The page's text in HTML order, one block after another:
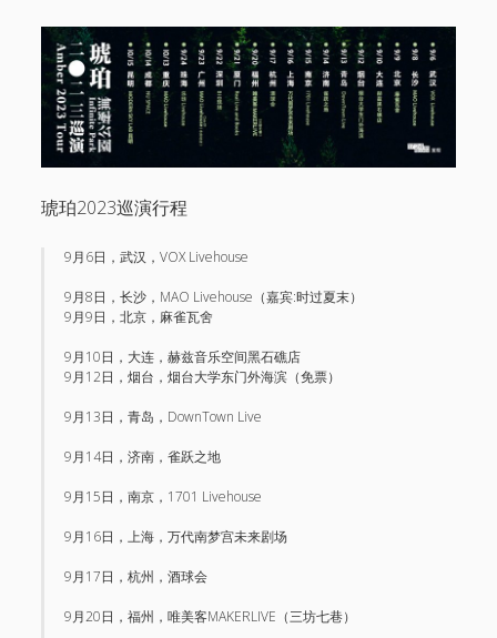
琥珀2023巡演行程
9月6日，武汉，VOX Livehouse
9月8日，长沙，MAO Livehouse（嘉宾:时过夏末）
9月9日，北京，麻雀瓦舍
9月10日，大连，赫兹音乐空间黑石礁店
9月12日，烟台，烟台大学东门外海滨（免票）
9月13日，青岛，DownTown Live
9月14日，济南，雀跃之地
9月15日，南京，1701 Livehouse
9月16日，上海，万代南梦宫未来剧场
9月17日，杭州，酒球会
9月20日，福州，唯美客MAKERLIVE（三坊七巷）